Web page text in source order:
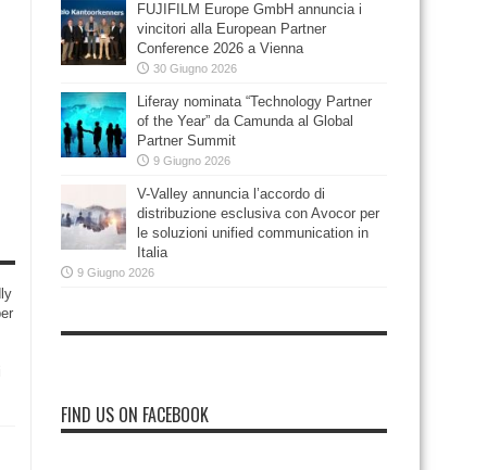
FUJIFILM Europe GmbH annuncia i
vincitori alla European Partner
Conference 2026 a Vienna
30 Giugno 2026
Liferay nominata “Technology Partner
of the Year” da Camunda al Global
Partner Summit
9 Giugno 2026
V-Valley annuncia l’accordo di
distribuzione esclusiva con Avocor per
le soluzioni unified communication in
Italia
9 Giugno 2026
FIND US ON FACEBOOK